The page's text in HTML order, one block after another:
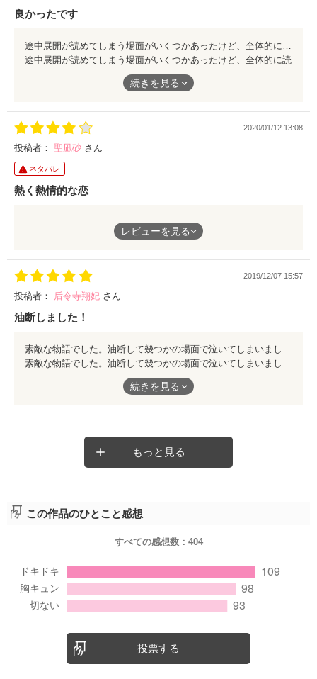
良かったです
途中展開が読めてしまう場面がいくつかあったけど、全体的に読みやすく綺麗にまとまっていてよかったです。
途中展開が読めてしまう場面がいくつかあったけど、全体的に読
みやすく綺麗にまとまっていてよかったです。
続きを見る
2020/01/12 13:08
投稿者： 聖凪砂 さん
ネタバレ
熱く熱情的な恋
まるで、ドラマを見ているような感じでした。
期間が決められていたこともあり、その想いも伝え方も情熱的
レビューを見る
2019/12/07 15:57
投稿者： 后令寺翔妃 さん
油断しました！
素敵な物語でした。油断して幾つかの場面で泣いてしまいました。
素敵な物語でした。油断して幾つかの場面で泣いてしまいまし
続きを見る
もっと見る
この作品のひとこと感想
すべての感想数： 404
投票する